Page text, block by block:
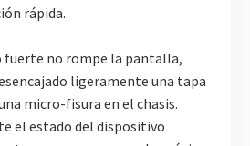
rápida.
fuerte no rompe la pantalla,
ligeramente una tapa
micro-fisura en el chasis.
el estado del dispositivo